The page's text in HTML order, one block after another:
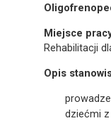
Miejsce
Rehabilitacji
Opis
dziećmi z